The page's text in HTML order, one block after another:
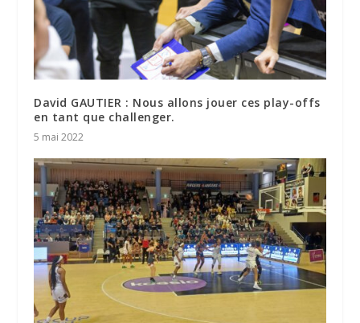
David GAUTIER : Nous allons jouer ces play-offs
en tant que challenger.
5 mai 2022